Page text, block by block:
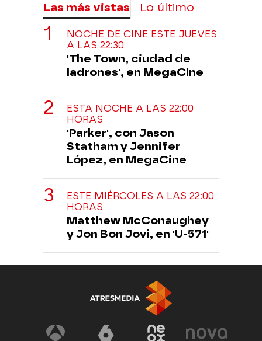
Las más vistas Lo último
NOCHE DE CINE ESTE JUEVES
A LAS 22:30
'The Town, ciudad de
ladrones', en MegaCIne
ESTA NOCHE A LAS 22:00
HORAS
'Parker', con Jason
Statham y Jennifer
López, en MegaCine
ESTE MIÉRCOLES A LAS 22:00
HORAS
Matthew McConaughey
y Jon Bon Jovi, en 'U-571'